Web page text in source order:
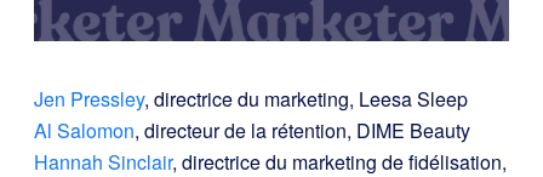
Jen Pressley, directrice du marketing, Leesa Sleep
Al Salomon, directeur de la rétention, DIME Beauty
Hannah Sinclair, directrice du marketing de fidélisation,